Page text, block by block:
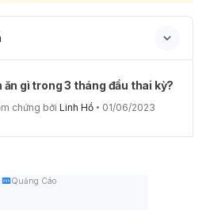
ăn gì trong 3 tháng đầu thai kỳ?
chứng bởi Linh Hồ 01/06/2023
Quảng Cáo